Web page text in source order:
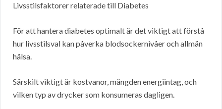
Livsstilsfaktorer relaterade till Diabetes
För att hantera diabetes optimalt är det viktigt att förstå
hur livsstilsval kan påverka blodsockernivåer och allmän
hälsa.
Särskilt viktigt är kostvanor, mängden energiintag, och
vilken typ av drycker som konsumeras dagligen.